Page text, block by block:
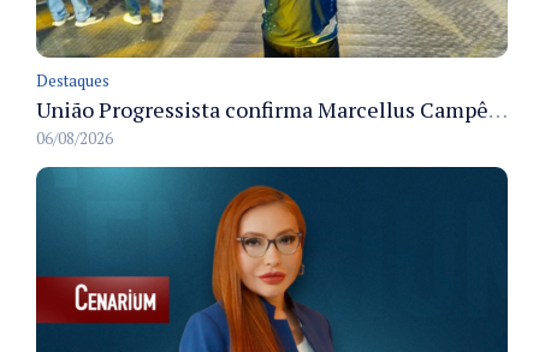
Destaques
União Progressista confirma Marcellus Campêlo como candidato a deputado estadual
06/08/2026